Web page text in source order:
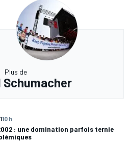
Plus de
Schumacher
10 h
: une domination parfois ternie